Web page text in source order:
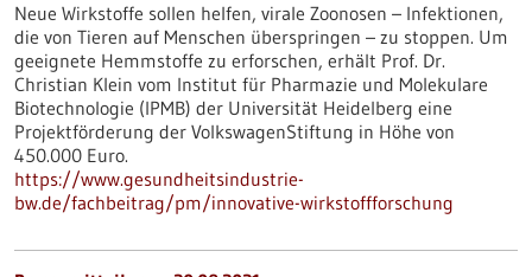
Neue Wirkstoffe sollen helfen, virale Zoonosen – Infektionen,
die von Tieren auf Menschen überspringen – zu stoppen. Um
geeignete Hemmstoffe zu erforschen, erhält Prof. Dr.
Christian Klein vom Institut für Pharmazie und Molekulare
Biotechnologie (IPMB) der Universität Heidelberg eine
Projektförderung der VolkswagenStiftung in Höhe von
450.000 Euro.
https://www.gesundheitsindustrie-
bw.de/fachbeitrag/pm/innovative-wirkstoffforschung